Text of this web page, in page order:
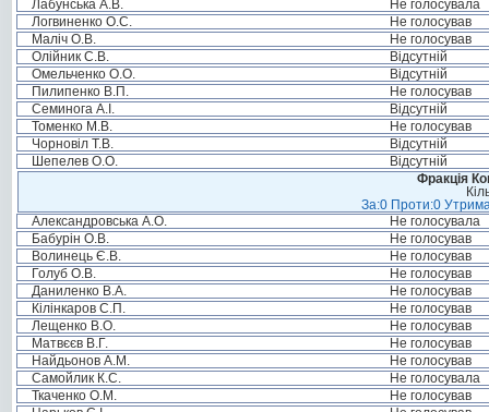
Лабунська А.В.
Не голосувала
Логвиненко О.С.
Не голосував
Маліч О.В.
Не голосував
Олійник С.В.
Відсутній
Омельченко О.О.
Відсутній
Пилипенко В.П.
Не голосував
Семинога А.І.
Відсутній
Томенко М.В.
Не голосував
Чорновіл Т.В.
Відсутній
Шепелев О.О.
Відсутній
Фракція
За:0 Проти:0
Александровська А.О.
Не голосувала
Бабурін О.В.
Не голосував
Волинець Є.В.
Не голосував
Голуб О.В.
Не голосував
Даниленко В.А.
Не голосував
Кілінкаров С.П.
Не голосував
Лещенко В.О.
Не голосував
Матвєєв В.Г.
Не голосував
Найдьонов А.М.
Не голосував
Самойлик К.С.
Не голосувала
Ткаченко О.М.
Не голосував